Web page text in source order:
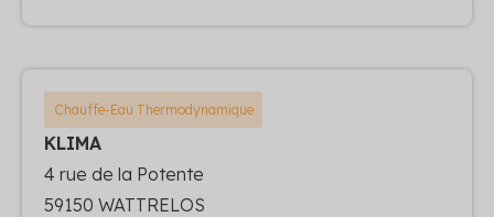
Chauffe-Eau Thermodynamique
KLIMA
4 rue de la Potente
59150 WATTRELOS